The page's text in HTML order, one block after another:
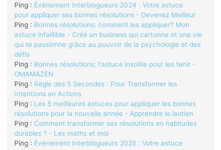
Ping : Événement Interblogueurs 2024 : Votre astuce
pour appliquer ses bonnes résolutions - Devenez Meilleur
Ping : Bonnes résolutions: comment les appliquer? Mon
astuce infaillible - Créé un business qui cartonne et une vie
qui te passionne grâce au pouvoir de la psychologie et des
défis
Ping : Bonnes résolutions: l'astuce insolite pour les tenir -
OMAMAZEN
Ping : Règle des 5 Secondes : Pour Transformer les
Intentions en Actions
Ping : Les 5 meilleures astuces pour appliquer les bonnes
résolutions pour la nouvelle année - Apprendre le laotien
Ping : Comment transformer ses résolutions en habitudes
durables ? - Les maths et moi
Ping : Événement Interblogueurs 2025 : Votre astuce